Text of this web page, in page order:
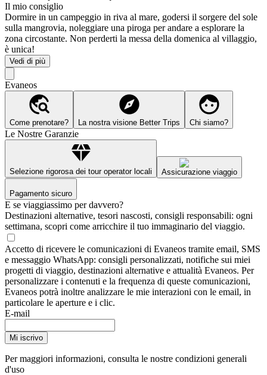
Il mio consiglio
Dormire in un campeggio in riva al mare, godersi il sorgere del sole
sulla mangrovia, noleggiare una piroga per andare a esplorare la
zona circostante. Non perderti la messa della domenica al villaggio,
è unica!
Vedi di più
Evaneos
Come prenotare? La nostra visione Better Trips Chi siamo?
Le Nostre Garanzie
Selezione rigorosa dei tour operator locali Assicurazione viaggio
Pagamento sicuro
E se viaggiassimo per davvero?
Destinazioni alternative, tesori nascosti, consigli responsabili: ogni
settimana, scopri come arricchire il tuo immaginario del viaggio.
Accetto di ricevere le comunicazioni di Evaneos tramite email, SMS
e messaggio WhatsApp: consigli personalizzati, notifiche sui miei
progetti di viaggio, destinazioni alternative e attualità Evaneos. Per
personalizzare i contenuti e la frequenza di queste comunicazioni,
Evaneos potrà inoltre analizzare le mie interazioni con le email, in
particolare le aperture e i clic.
E-mail
Mi iscrivo
Per maggiori informazioni, consulta le nostre condizioni generali
d'uso